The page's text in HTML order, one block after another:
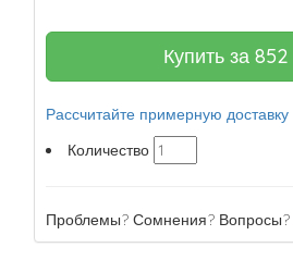
Купить за 852
Рассчитайте примерную доставку
Количество
Проблемы? Сомнения? Вопросы?